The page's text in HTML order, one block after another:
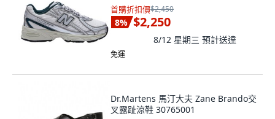
首購折扣價$2,450
8% $2,250
8/12 星期三 預計送達
免運
Dr.Martens 馬汀大夫 Zane Brando交
叉露趾涼鞋 30765001